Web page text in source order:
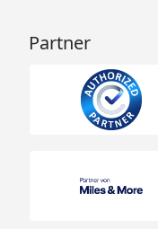
Partner